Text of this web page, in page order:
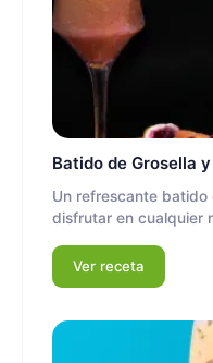
Batido de Grosella
Un refrescante batido
disfrutar en cualquier
Ver receta